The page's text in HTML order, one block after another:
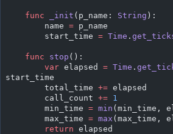
    func
_init (p_name: String ):
        name
= p_name
        start_time
= Time .
    func
stop ():
        var
elapsed = Time .
start_time
        total_time
+= elapsed
        call_count
+= 1
        min_time
= min (min_time,
        max_time
= max (max_time,
        return
elapsed